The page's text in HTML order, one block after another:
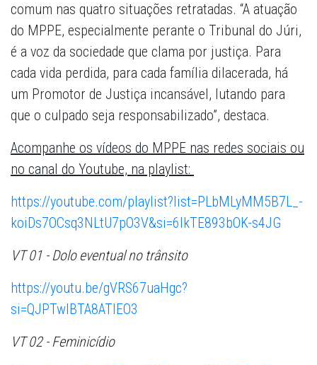
comum nas quatro situações retratadas. “A atuação
do MPPE, especialmente perante o Tribunal do Júri,
é a voz da sociedade que clama por justiça. Para
cada vida perdida, para cada família dilacerada, há
um Promotor de Justiça incansável, lutando para
que o culpado seja responsabilizado”, destaca.
Acompanhe os vídeos do MPPE nas redes sociais ou
no canal do Youtube, na playlist:
https://youtube.com/playlist?list=PLbMLyMM5B7L_-
koiDs7OCsq3NLtU7pO3V&si=6IkTE893bOK-s4JG
VT 01 - Dolo eventual no trânsito
https://youtu.be/gVRS67uaHgc?
si=QJPTwIBTA8ATlEO3
VT 02 - Feminicídio